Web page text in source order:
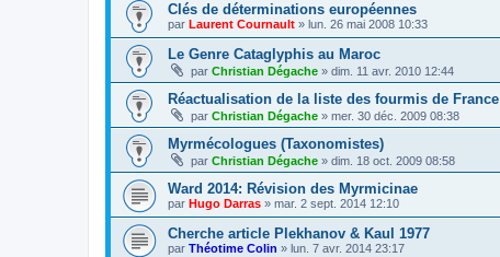
Clés de déterminations européennes
par Laurent Cournault » lun. 26 mai 2008 10:33
Le Genre Cataglyphis au Maroc
par Christian Dégache » dim. 11 avr. 2010 12:44
Réactualisation de la liste des fourmis de France
par Christian Dégache » mer. 30 déc. 2009 08:38
Myrmécologues (Taxonomistes)
par Christian Dégache » dim. 18 oct. 2009 08:58
Ward 2014: Révision des Myrmicinae
par Hugo Darras » mar. 2 sept. 2014 12:10
Cherche article Plekhanov & Kaul 1977
par Théotime Colin » lun. 7 avr. 2014 23:17